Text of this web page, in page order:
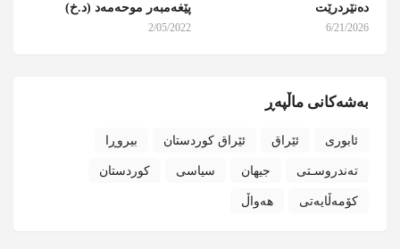
دەنێردرێت
6/21/2026
پێغەمبەر موحەمەد (د.خ)
2/05/2022
بەشەکانی ماڵپەڕ
ئابوری ئێراق ئێراق کوردستان بیروڕا
تەندروسـتی جیهان سیاسی کوردستان
کۆمەڵایەتی هەواڵ